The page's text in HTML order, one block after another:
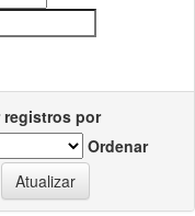
registros por
Ordenar